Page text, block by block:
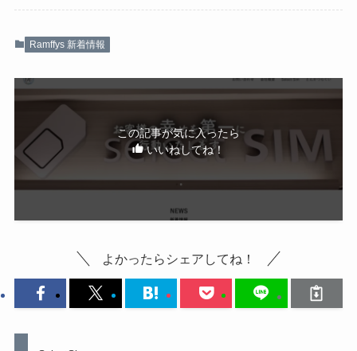
Ramffys 新着情報
この記事が気に入ったら
いいねしてね！
よかったらシェアしてね！